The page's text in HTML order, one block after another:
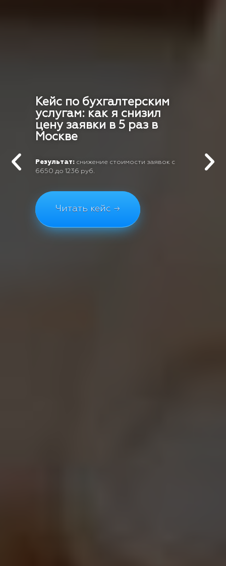
Кейс по бухгалтерским
услугам: как я снизил
цену заявки в 5 раз в
Москве
Результат: снижение стоимости заявок с
6650 до 1236 руб.
Читать кейс →